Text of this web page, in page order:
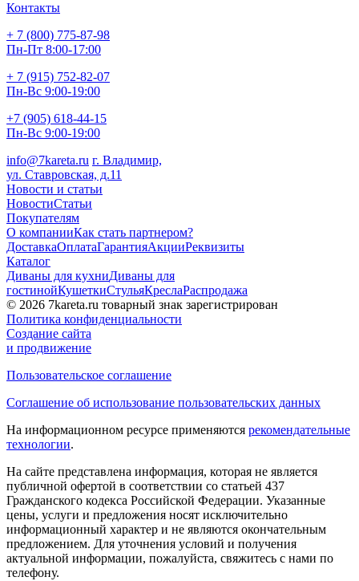
Контакты
+ 7 (800) 775-87-98
Пн-Пт 8:00-17:00
+ 7 (915) 752-82-07
Пн-Вс 9:00-19:00
+7 (905) 618-44-15
Пн-Вс 9:00-19:00
info@7kareta.ru г. Владимир,
ул. Ставровская, д.11
Новости и статьи
НовостиСтатьи
Покупателям
О компанииКак стать партнером?
ДоставкаОплатаГарантияАкцииРеквизиты
Каталог
Диваны для кухниДиваны для
гостинойКушеткиСтульяКреслаРаспродажа
© 2026 7kareta.ru товарный знак зарегистрирован
Политика конфиденциальности
Создание сайта
и продвижение
Пользовательское соглашение
Cоглашение об использование пользовательских данных
На информационном ресурсе применяются рекомендательные
технологии.
На сайте представлена информация, которая не является
публичной офертой в соответствии со статьей 437
Гражданского кодекса Российской Федерации. Указанные
цены, услуги и предложения носят исключительно
информационный характер и не являются окончательным
предложением. Для уточнения условий и получения
актуальной информации, пожалуйста, свяжитесь с нами по
телефону.